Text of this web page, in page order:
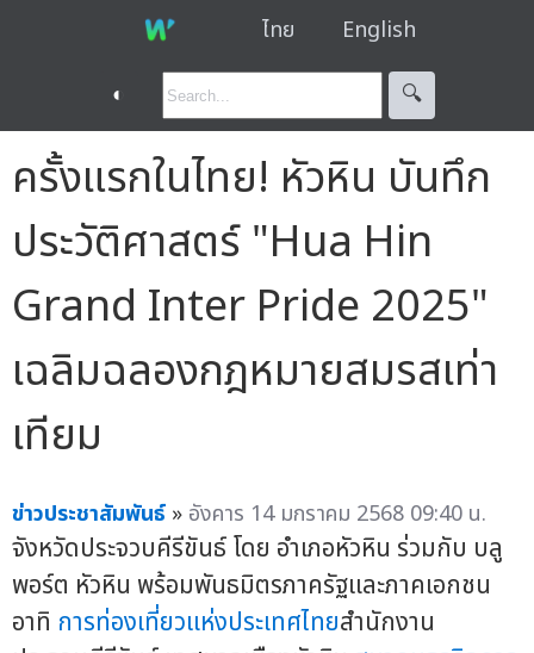
ไทย English
◐ 🔍︎
ครั้งแรกในไทย! หัวหิน บันทึก
ประวัติศาสตร์ "Hua Hin
Grand Inter Pride 2025"
เฉลิมฉลองกฎหมายสมรสเท่า
เทียม
ข่าวประชาสัมพันธ์ » อังคาร 14 มกราคม 2568 09:40 น.
จังหวัดประจวบคีรีขันธ์ โดย อำเภอหัวหิน ร่วมกับ บลู
พอร์ต หัวหิน พร้อมพันธมิตรภาครัฐและภาคเอกชน
อาทิ การท่องเที่ยวแห่งประเทศไทยสำนักงาน